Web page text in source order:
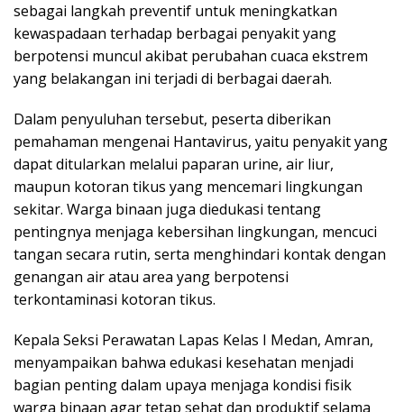
sebagai langkah preventif untuk meningkatkan
kewaspadaan terhadap berbagai penyakit yang
berpotensi muncul akibat perubahan cuaca ekstrem
yang belakangan ini terjadi di berbagai daerah.
Dalam penyuluhan tersebut, peserta diberikan
pemahaman mengenai Hantavirus, yaitu penyakit yang
dapat ditularkan melalui paparan urine, air liur,
maupun kotoran tikus yang mencemari lingkungan
sekitar. Warga binaan juga diedukasi tentang
pentingnya menjaga kebersihan lingkungan, mencuci
tangan secara rutin, serta menghindari kontak dengan
genangan air atau area yang berpotensi
terkontaminasi kotoran tikus.
Kepala Seksi Perawatan Lapas Kelas I Medan, Amran,
menyampaikan bahwa edukasi kesehatan menjadi
bagian penting dalam upaya menjaga kondisi fisik
warga binaan agar tetap sehat dan produktif selama